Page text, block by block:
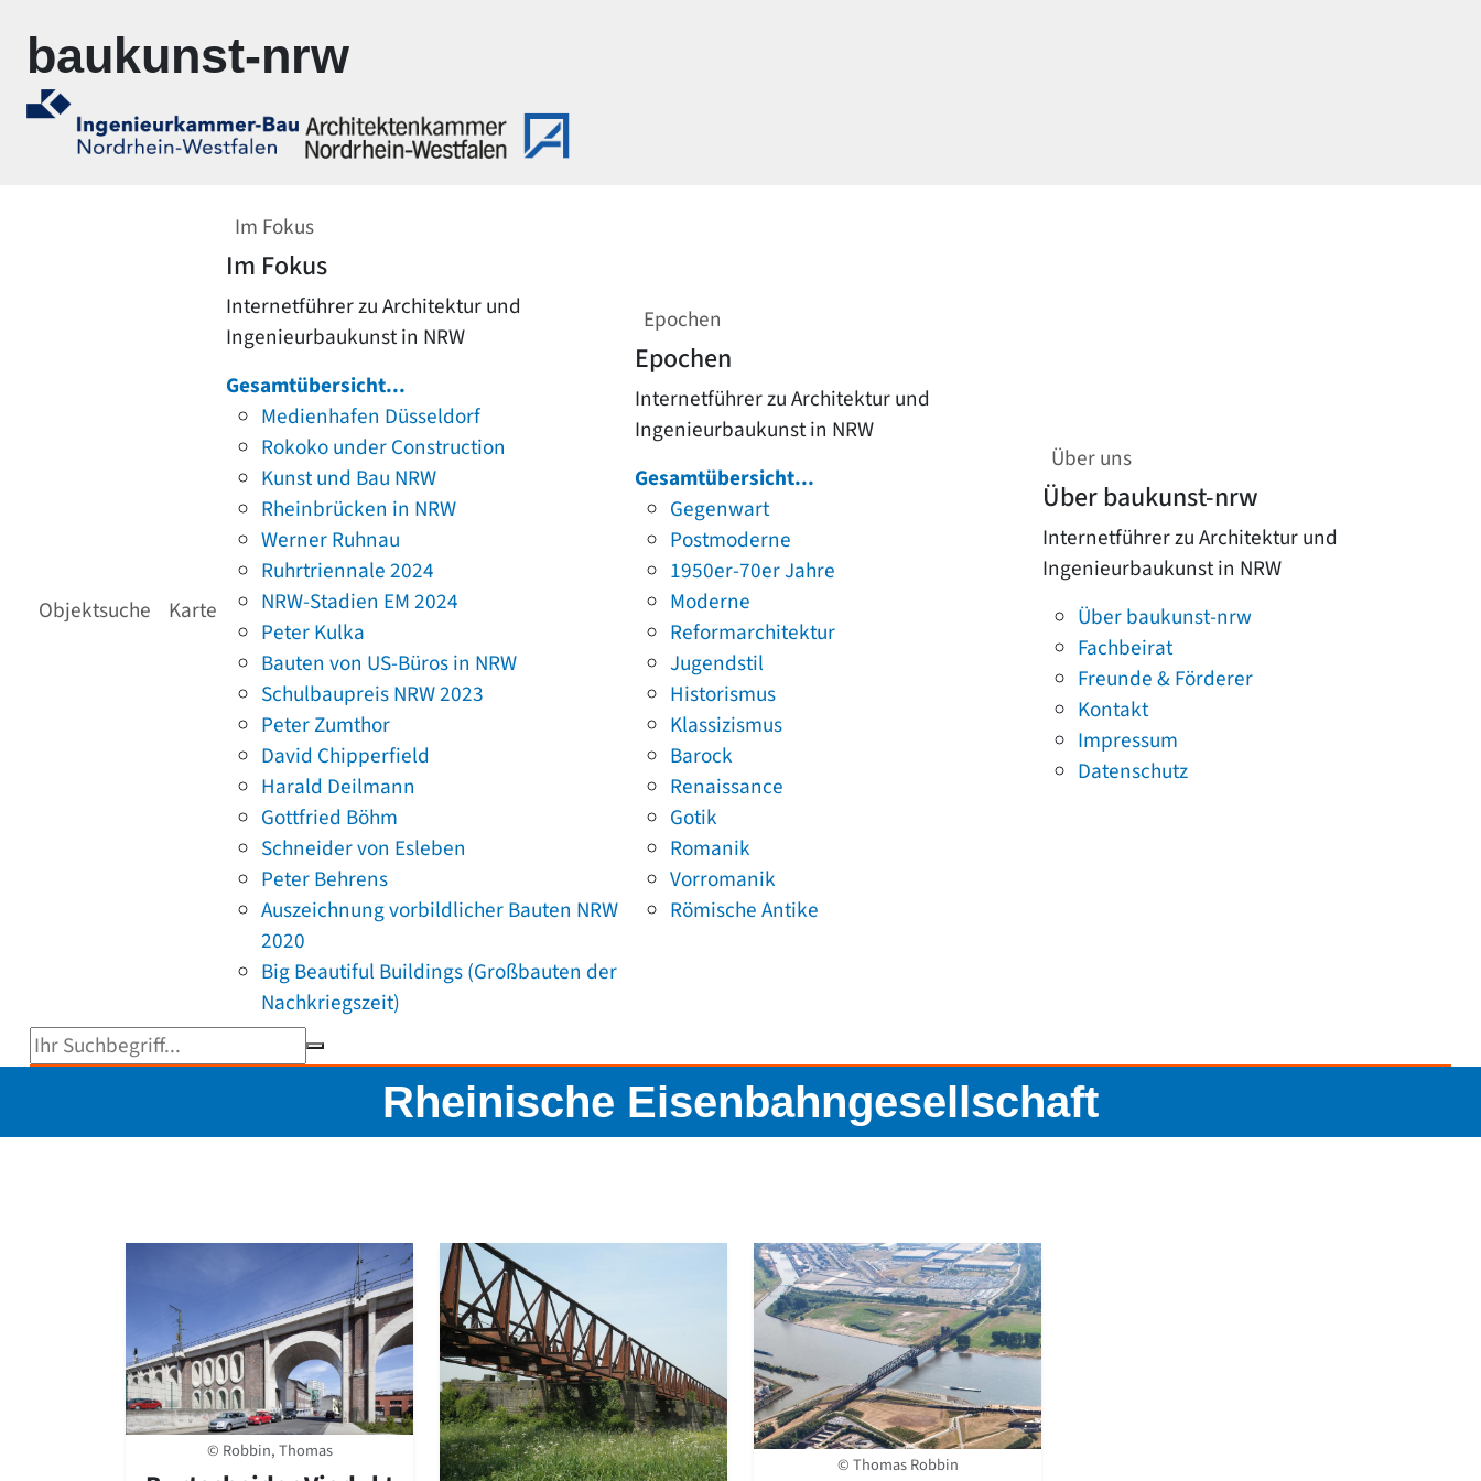
baukunst-nrw
Objektsuche Karte
Im Fokus
Im Fokus
Internetführer zu Architektur und
Ingenieurbaukunst in NRW
Gesamtübersicht...
Medienhafen Düsseldorf
Rokoko under Construction
Kunst und Bau NRW
Rheinbrücken in NRW
Werner Ruhnau
Ruhrtriennale 2024
NRW-Stadien EM 2024
Peter Kulka
Bauten von US-Büros in NRW
Schulbaupreis NRW 2023
Peter Zumthor
David Chipperfield
Harald Deilmann
Gottfried Böhm
Schneider von Esleben
Peter Behrens
Auszeichnung vorbildlicher Bauten NRW
2020
Big Beautiful Buildings (Großbauten der
Nachkriegszeit)
Epochen
Epochen
Internetführer zu Architektur und
Ingenieurbaukunst in NRW
Gesamtübersicht...
Gegenwart
Postmoderne
1950er-70er Jahre
Moderne
Reformarchitektur
Jugendstil
Historismus
Klassizismus
Barock
Renaissance
Gotik
Romanik
Vorromanik
Römische Antike
Über uns
Über baukunst-nrw
Internetführer zu Architektur und
Ingenieurbaukunst in NRW
Über baukunst-nrw
Fachbeirat
Freunde & Förderer
Kontakt
Impressum
Datenschutz
Suchbegriff eingeben
Rheinische Eisenbahngesellschaft
© Robbin, Thomas
© Thomas Robbin